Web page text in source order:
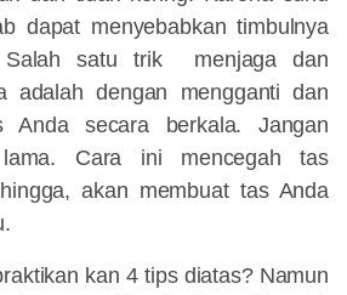
dapat menyebabkan timbulnya
satu trik menjaga dan
adalah dengan mengganti dan
Anda secara berkala. Jangan
Cara ini mencegah tas
akan membuat tas Anda
kan 4 tips diatas? Namun